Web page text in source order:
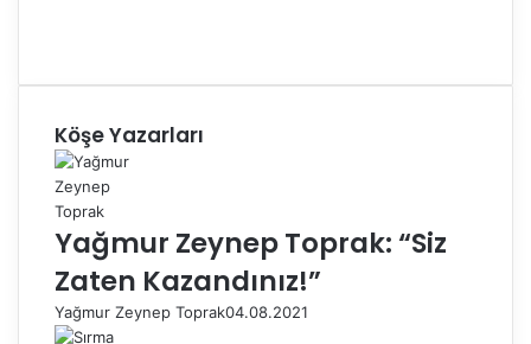
Köşe Yazarları
Yağmur Zeynep Toprak: “Siz
Zaten Kazandınız!”
Yağmur Zeynep Toprak04.08.2021